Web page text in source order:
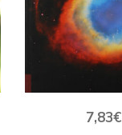
7,83€